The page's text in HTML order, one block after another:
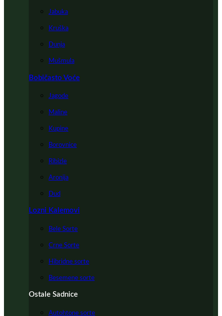
Jabuka
Kruška
Dunja
Mušmula
Bobičasto Voće
Jagode
Maline
Kupine
Borovnice
Ribizle
Aronija
Dud
Lozni Kalemovi
Bele Sorte
Crne Sorte
Hibridne sorte
Besemene sorte
Ostale Sadnice
Autohtone sorte